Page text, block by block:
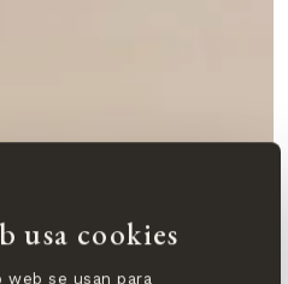
usa cookies
se usan para